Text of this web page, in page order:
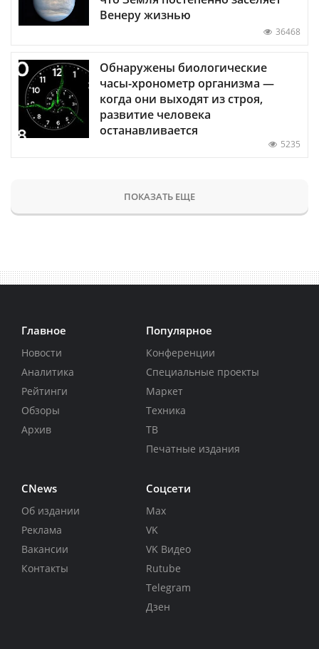
Венеру жизнью
36468
Обнаружены биологические
часы-хронометр организма —
когда они выходят из строя,
развитие человека
останавливается
5235
ПОКАЗАТЬ ЕЩЕ
Главное
Новости
Аналитика
Рейтинги
Обзоры
Архив
Популярное
Конференции
Специальные проекты
Маркет
Техника
ТВ
Печатные издания
CNews
Об издании
Реклама
Вакансии
Контакты
Соцсети
Max
VK
VK Видео
Rutube
Telegram
Дзен